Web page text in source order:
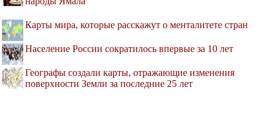
Карты мира, которые расскажут о менталитете стран
Население России сократилось впервые за 10 лет
Географы создали карты, отражающие изменения
поверхности Земли за последние 25 лет